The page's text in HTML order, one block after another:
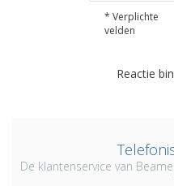
* Verplichte
velden
Reactie
De klantenservice van